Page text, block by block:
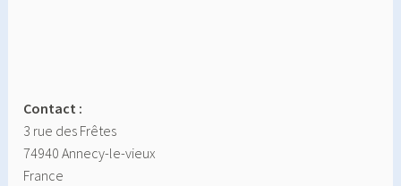
Contact :
3 rue des Frêtes
74940 Annecy-le-vieux
France